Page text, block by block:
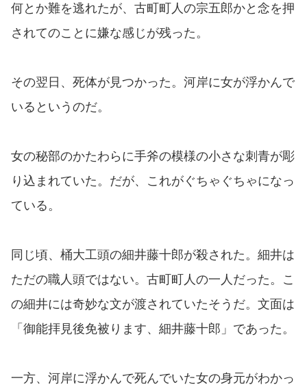
何とか難を逃れたが、古町町人の宗五郎かと念を押
されてのことに嫌な感じが残った。
その翌日、死体が見つかった。河岸に女が浮かんで
いるというのだ。
女の秘部のかたわらに手斧の模様の小さな刺青が彫
り込まれていた。だが、これがぐちゃぐちゃになっ
ている。
同じ頃、桶大工頭の細井藤十郎が殺された。細井は
ただの職人頭ではない。古町町人の一人だった。こ
の細井には奇妙な文が渡されていたそうだ。文面は
「御能拝見後免被ります、細井藤十郎」であった。
一方、河岸に浮かんで死んでいた女の身元がわかっ